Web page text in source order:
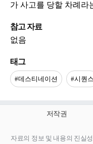
가 사고를 당할 차례라
참고 자료
없음
태그
#데스티네이션 #시퀀스
저작권
자료의 정보 및 내용의 진실